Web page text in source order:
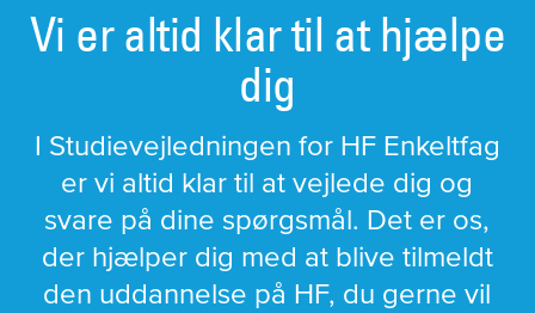
Vi er altid klar til at hjælpe
dig
I Studievejledningen for HF Enkeltfag
er vi altid klar til at vejlede dig og
svare på dine spørgsmål. Det er os,
der hjælper dig med at blive tilmeldt
den uddannelse på HF, du gerne vil